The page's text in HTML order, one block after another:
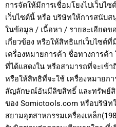
การจัดให้มีการเชื่อมโยงไปเว็บไ
เว็บไซต์นี้ หรือ บริษัทให้การสนับ
ในข้อมูล / เนื้อหา / รายละเอียด
เกี่ยวข้อง หรือให้สิทธิแก่เว็บไซต์ที่
เครื่องหมายการค้า ชื่อทางการ
ที่ได้แสดงใน หรือสามารถที่จะเข้า
หรือให้สิทธิที่จะใช้ เครื่องหมายก
สัญลักษณ์อันมีลิขสิทธิ์ และทรัพย์
ของ Somictools.com หรือบริษั
สยามอุตสาหกรรมเครื่องเหล็ก